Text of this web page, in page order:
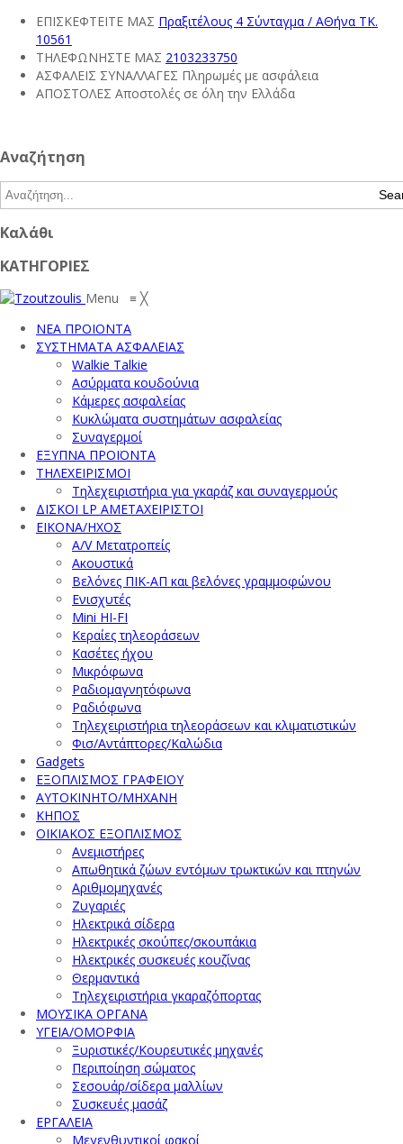
ΕΠΙΣΚΕΦΤΕΙΤΕ ΜΑΣ Πραξιτέλους 4 Σύνταγμα / ΑΘήνα ΤΚ.
10561
ΤΗΛΕΦΩΝΗΣΤΕ ΜΑΣ 2103233750
ΑΣΦΑΛΕΙΣ ΣΥΝΑΛΛΑΓΕΣ Πληρωμές με ασφάλεια
ΑΠΟΣΤΟΛΕΣ Αποστολές σε όλη την Ελλάδα
Αναζήτηση
Καλάθι
ΚΑΤΗΓΟΡΙΕΣ
Menu ≡ ╳
ΝΕΑ ΠΡΟΙΟΝΤΑ
ΣΥΣΤΗΜΑΤΑ ΑΣΦΑΛΕΙΑΣ
Walkie Talkie
Ασύρματα κουδούνια
Κάμερες ασφαλείας
Κυκλώματα συστημάτων ασφαλείας
Συναγερμοί
ΕΞΥΠΝΑ ΠΡΟΪΟΝΤΑ
ΤΗΛΕΧΕΙΡΙΣΜΟΙ
Τηλεχειριστήρια για γκαράζ και συναγερμούς
ΔΙΣΚΟΙ LP ΑΜΕΤΑΧΕΙΡΙΣΤΟΙ
ΕΙΚΟΝΑ/ΗΧΟΣ
A/V Μετατροπείς
Ακουστικά
Βελόνες ΠΙΚ-ΑΠ και βελόνες γραμμοφώνου
Ενισχυτές
Mini HI-FI
Κεραίες τηλεοράσεων
Κασέτες ήχου
Μικρόφωνα
Ραδιομαγνητόφωνα
Ραδιόφωνα
Τηλεχειριστήρια τηλεοράσεων και κλιματιστικών
Φισ/Αντάπτορες/Καλώδια
Gadgets
ΕΞΟΠΛΙΣΜΟΣ ΓΡΑΦΕΙΟΥ
ΑΥΤΟΚΙΝΗΤΟ/ΜΗΧΑΝΗ
ΚΗΠΟΣ
ΟΙΚΙΑΚΟΣ ΕΞΟΠΛΙΣΜΟΣ
Ανεμιστήρες
Απωθητικά ζώων εντόμων τρωκτικών και πτηνών
Αριθμομηχανές
Ζυγαριές
Ηλεκτρικά σίδερα
Ηλεκτρικές σκούπες/σκουπάκια
Ηλεκτρικές συσκευές κουζίνας
Θερμαντικά
Τηλεχειριστήρια γκαραζόπορτας
ΜΟΥΣΙΚΑ ΟΡΓΑΝΑ
ΥΓΕΙΑ/ΟΜΟΡΦΙΑ
Ξυριστικές/Κουρευτικές μηχανές
Περιποίηση σώματος
Σεσουάρ/σίδερα μαλλίων
Συσκευές μασάζ
ΕΡΓΑΛΕΙΑ
Μεγενθυντικοί φακοί